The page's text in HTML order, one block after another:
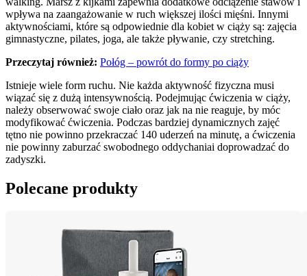
wpływa na zaangażowanie w ruch większej ilości mięśni. Innymi
aktywnościami, które są odpowiednie dla kobiet w ciąży są: zajęcia
gimnastyczne, pilates, joga, ale także pływanie, czy stretching.
Przeczytaj również: Połóg – powrót do formy po ciąży
Istnieje wiele form ruchu. Nie każda aktywność fizyczna musi
wiązać się z dużą intensywnością. Podejmując ćwiczenia w ciąży,
należy obserwować swoje ciało oraz jak na nie reaguje, by móc
modyfikować ćwiczenia. Podczas bardziej dynamicznych zajęć
tętno nie powinno przekraczać 140 uderzeń na minutę, a ćwiczenia
nie powinny zaburzać swobodnego oddychaniai doprowadzać do
zadyszki.
Polecane produkty